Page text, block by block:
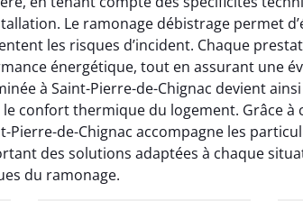
Le ramonage débistrage permet
les risques d’incident. Chaque
énergétique, tout en assurant une
à Saint-Pierre-de-Chignac devient
confort thermique du logement. Grâce à
Pierre-de-Chignac accompagne les
des solutions adaptées à chaque
du ramonage.
Loïc Marchand
24 janvier 2026
Très bon travail de
débistrage et ramonage.
Cheminée parfaitement
nettoyée et fonctionnement
nettement amélioré. Je
recommande sans